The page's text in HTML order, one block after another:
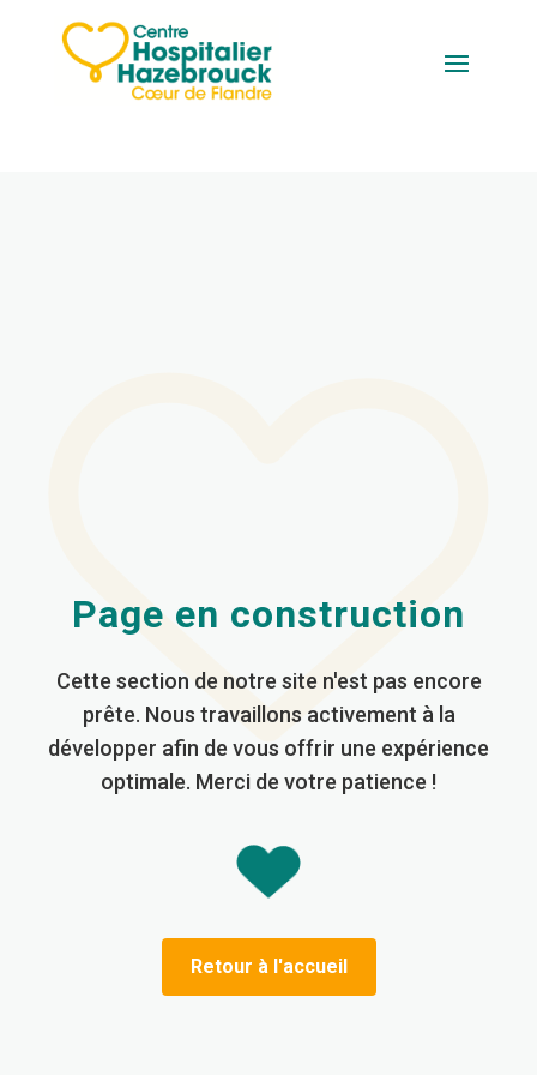
Page en construction
Cette section de notre site n'est pas encore
prête. Nous travaillons activement à la
développer afin de vous offrir une expérience
optimale. Merci de votre patience !
Retour à l'accueil